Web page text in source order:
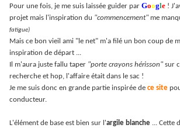
Pour une fois, je me suis laissée guider par Google !
projet mais l'inspiration du "commencement" me
fatigue)
Mais ce bon vieil ami "le net" m'a filé un bon coup de
inspiration de départ ...
Il m'aura juste fallu taper "porte crayons hérisson" sur
recherche et hop, l'affaire était dans le sac !
Je me suis donc en grande partie inspirée de ce site
conducteur.
L'élément de base est bien sur l'argile blanche ... Cette